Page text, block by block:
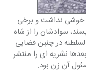
خوشی نداشت و برخی
سوادشان را از شاه
در چنین فضایی
نشریه ای را منتشر
آن زن بود.